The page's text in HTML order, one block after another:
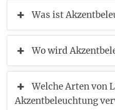
Was ist
Wo wird
Welche Arten von
Akzentbeleuchtung